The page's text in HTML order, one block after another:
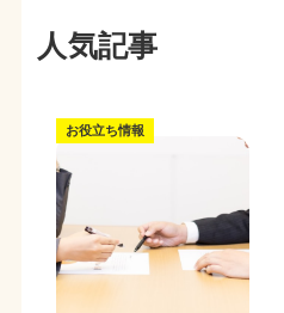
人気記事
お役立ち情報